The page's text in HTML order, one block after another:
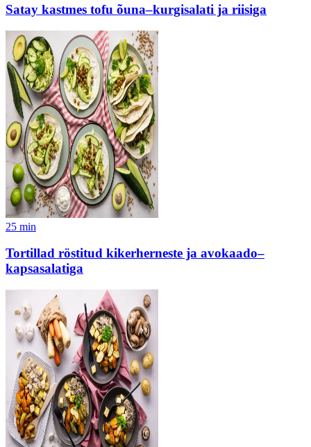
Satay kastmes tofu õuna–kurgisalati ja riisiga
25 min
Tortillad röstitud kikerherneste ja avokaado–
kapsasalatiga